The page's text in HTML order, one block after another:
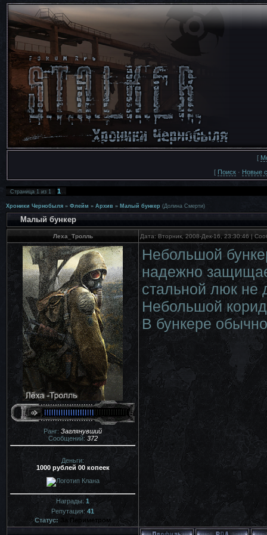
[
[ Поиск · Новые
Страница1из1 1
Хроники Чернобыля » Флейм » Архив » Малый бункер (Долина Смерти)
Малый бункер
Леха_Тролль Дата: Вторник, 2008-Дек-16, 23:30:46 |
Ранг:Заглянувший
Сообщений:372
Деньги:
1000 рублей 00 копеек
Награды:1
Репутация:41
Статус:
За Периметром
Небольшой
надежно
стальной люк не
Небольшой
В бункере